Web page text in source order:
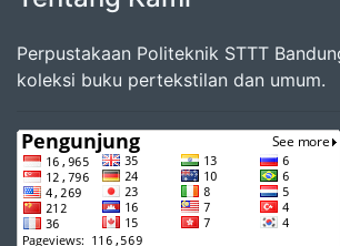
Perpustakaan Politeknik STTT
koleksi buku pertekstilan dan umum.